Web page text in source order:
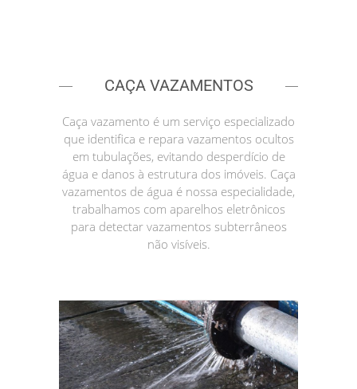
CAÇA VAZAMENTOS
Caça vazamento é um serviço especializado
que identifica e repara vazamentos ocultos
em tubulações, evitando desperdício de
água e danos à estrutura dos imóveis. Caça
vazamentos de água é nossa especialidade,
trabalhamos com aparelhos eletrônicos
para detectar vazamentos subterrâneos
não visíveis.